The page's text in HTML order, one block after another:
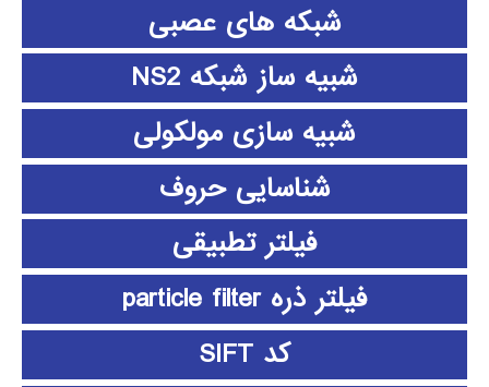
شبکه های عصبی
شبیه ساز شبکه NS2
شبیه سازی مولکولی
شناسایی حروف
فیلتر تطبیقی
فیلتر ذره particle filter
کد SIFT